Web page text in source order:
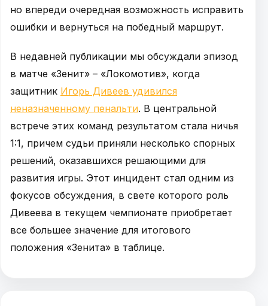
но впереди очередная возможность исправить
ошибки и вернуться на победный маршрут.
В недавней публикации мы обсуждали эпизод
в матче «Зенит» – «Локомотив», когда
защитник Игорь Дивеев удивился
неназначенному пенальти. В центральной
встрече этих команд результатом стала ничья
1:1, причем судьи приняли несколько спорных
решений, оказавшихся решающими для
развития игры. Этот инцидент стал одним из
фокусов обсуждения, в свете которого роль
Дивеева в текущем чемпионате приобретает
все большее значение для итогового
положения «Зенита» в таблице.